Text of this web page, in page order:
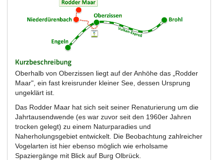
Kurzbeschreibung
Oberhalb von Oberzissen liegt auf der Anhöhe das „Rodder
Maar", ein fast kreisrunder kleiner See, dessen Ursprung
ungeklärt ist.
Das Rodder Maar hat sich seit seiner Renaturierung um die
Jahrtausendwende (es war zuvor seit den 1960er Jahren
trocken gelegt) zu einem Naturparadies und
Naherholungsgebiet entwickelt. Die Beobachtung zahlreicher
Vogelarten ist hier ebenso möglich wie erholsame
Spaziergänge mit Blick auf Burg Olbrück.